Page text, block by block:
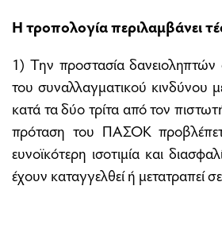
Η τροπολογία περιλαμβάνει
1) Την προστασία δανειοληπτών
του συναλλαγματικού κινδύνου
κατά τα δύο τρίτα από τον
πρόταση του ΠΑΣΟΚ
ευνοϊκότερη ισοτιμία και
έχουν καταγγελθεί ή μετατραπεί